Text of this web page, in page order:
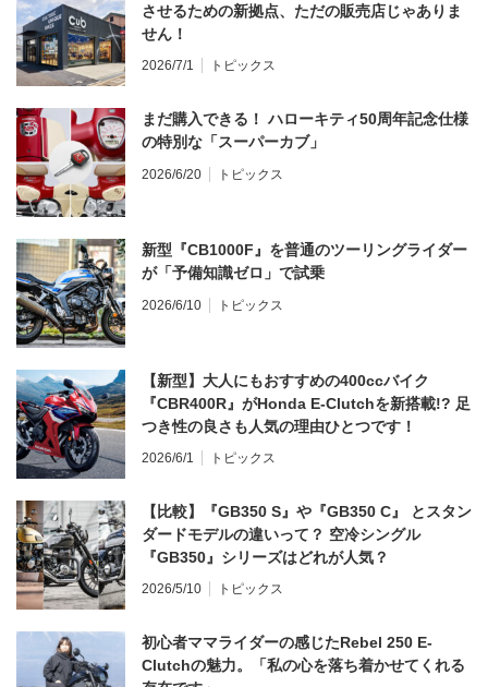
させるための新拠点、ただの販売店じゃありま
せん！
2026/7/1 トピックス
まだ購入できる！ ハローキティ50周年記念仕様
の特別な「スーパーカブ」
2026/6/20 トピックス
新型『CB1000F』を普通のツーリングライダー
が「予備知識ゼロ」で試乗
2026/6/10 トピックス
【新型】大人にもおすすめの400ccバイク
『CBR400R』がHonda E-Clutchを新搭載!? 足
つき性の良さも人気の理由ひとつです！
2026/6/1 トピックス
【比較】『GB350 S』や『GB350 C』 とスタン
ダードモデルの違いって？ 空冷シングル
『GB350』シリーズはどれが人気？
2026/5/10 トピックス
初心者ママライダーの感じたRebel 250 E-
Clutchの魅力。「私の心を落ち着かせてくれる